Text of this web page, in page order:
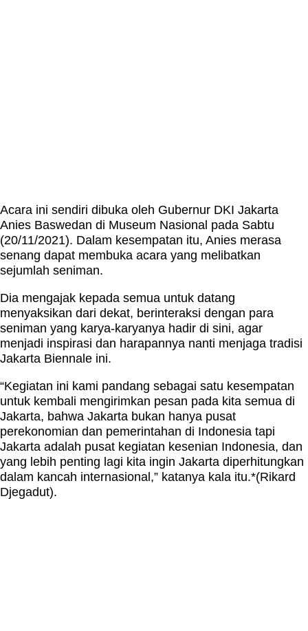
Acara ini sendiri dibuka oleh Gubernur DKI Jakarta
Anies Baswedan di Museum Nasional pada Sabtu
(20/11/2021). Dalam kesempatan itu, Anies merasa
senang dapat membuka acara yang melibatkan
sejumlah seniman.
Dia mengajak kepada semua untuk datang
menyaksikan dari dekat, berinteraksi dengan para
seniman yang karya-karyanya hadir di sini, agar
menjadi inspirasi dan harapannya nanti menjaga tradisi
Jakarta Biennale ini.
“Kegiatan ini kami pandang sebagai satu kesempatan
untuk kembali mengirimkan pesan pada kita semua di
Jakarta, bahwa Jakarta bukan hanya pusat
perekonomian dan pemerintahan di Indonesia tapi
Jakarta adalah pusat kegiatan kesenian Indonesia, dan
yang lebih penting lagi kita ingin Jakarta diperhitungkan
dalam kancah internasional,” katanya kala itu.*(Rikard
Djegadut).